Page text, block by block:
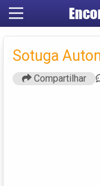
Sotuga
Compartilhar